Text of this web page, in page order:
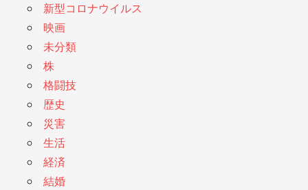
新型コロナウイルス
映画
未分類
株
格闘技
歴史
災害
生活
経済
結婚